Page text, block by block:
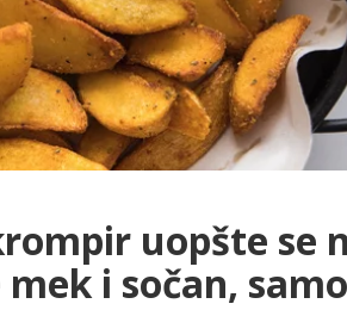
uopšte se
i sočan, samo